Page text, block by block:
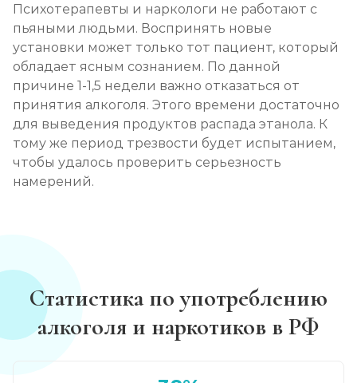
Психотерапевты и наркологи не работают с
пьяными людьми. Воспринять новые
установки может только тот пациент, который
обладает ясным сознанием. По данной
причине 1-1,5 недели важно отказаться от
принятия алкоголя. Этого времени достаточно
для выведения продуктов распада этанола. К
тому же период трезвости будет испытанием,
чтобы удалось проверить серьезность
намерений.
Статистика по употреблению
алкоголя и наркотиков в РФ